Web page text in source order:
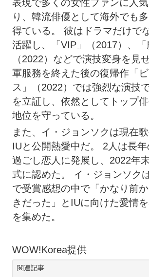
表現で多くの女性ファンに人
り、韓流俳優として海外でも
得ている。 彼はドラマだけで
活躍し、「VIP」（2017）、「
（2022）などで演技変身を見
軍服務を終えた後の復帰作「
ス」（2022）では強烈な演技
を立証し、依然としてトップ
地位を守っている。
また、イ・ジョンソクは現在
IUと公開熱愛中だ。 2人は長
過ごし恋人に発展し、2022年
式に認めた。 イ・ジョンソク
で受賞感想の中で「かなり前
きだった」とIUに向けた愛情
を集めた。
WOW!Korea提供
関連記事